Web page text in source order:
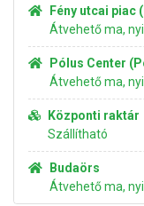
Fény utcai piac
Átvehető ma,
Pólus Center
Átvehető ma,
Központi raktár
Szállítható
Budaörs
Átvehető ma,